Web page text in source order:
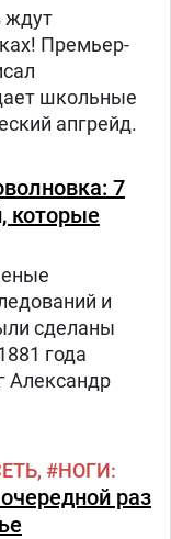
ждут
Премьер-
школьные
апгрейд.
7
которые
и
сделаны
года
Александр
НОГИ
раз